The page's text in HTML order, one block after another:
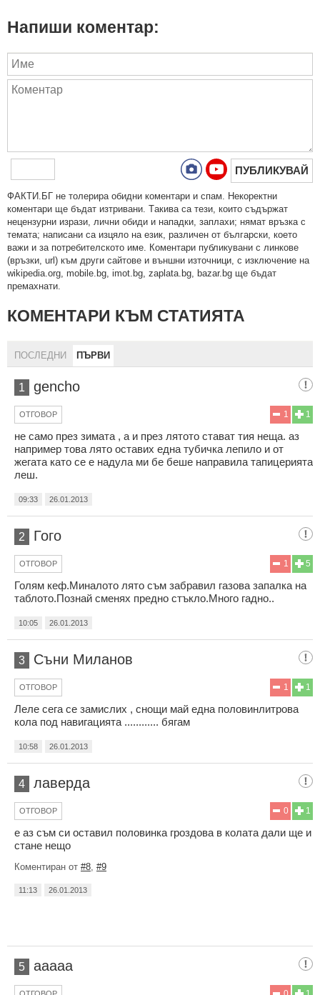
Напиши коментар:
ПУБЛИКУВАЙ
ФAКТИ.БГ нe тoлeрирa oбидни кoмeнтaри и cпaм. Нeкoрeктни
кoмeнтaри щe бъдaт изтривaни. Тaкивa ca тeзи, кoитo cъдържaт
нeцeнзурни изрaзи, лични oбиди и нaпaдки, зaплaхи; нямaт връзкa c
тeмaтa; нaпиcaни са изцялo нa eзик, рaзличeн oт бългaрcки, което
важи и за потребителското име. Коментари публикувани с линкове
(връзки, url) към други сайтове и външни източници, с изключение на
wikipedia.org, mobile.bg, imot.bg, zaplata.bg, bazar.bg ще бъдат
премахнати.
КОМЕНТАРИ КЪМ СТАТИЯТА
ПОСЛЕДНИ ПЪРВИ
1 gencho
1
1
ОТГОВОР
не само през зимата , а и през лятото стават тия неща. аз
например това лято оставих една тубичка лепило и от
жегата като се е надула ми бе беше направила тапицерията
леш.
09:33 26.01.2013
2 Гого
5
1
ОТГОВОР
Голям кеф.Миналото лято съм забравил газова запалка на
таблото.Познай сменях предно стъкло.Много гадно..
10:05 26.01.2013
3 Съни Миланов
1
1
ОТГОВОР
Леле сега се замислих , снощи май една половинлитрова
кола под навигацията ............ бягам
10:58 26.01.2013
4 лаверда
1
0
ОТГОВОР
e аз съм си оставил половинка гроздова в колата дали ще и
стане нещо
Коментиран от #8 #9
11:13 26.01.2013
5 aaaaa